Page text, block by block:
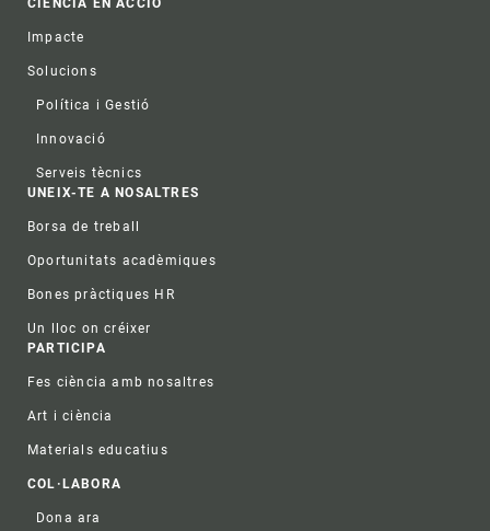
CIÈNCIA EN ACCIÓ
Impacte
Solucions
Política i Gestió
Innovació
Serveis tècnics
UNEIX-TE A NOSALTRES
Borsa de treball
Oportunitats acadèmiques
Bones pràctiques HR
Un lloc on créixer
PARTICIPA
Fes ciència amb nosaltres
Art i ciència
Materials educatius
COL·LABORA
Dona ara